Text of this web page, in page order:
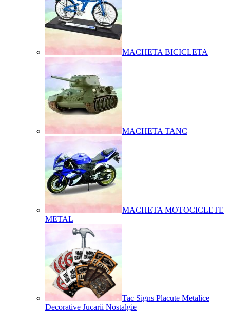
MACHETA BICICLETA
MACHETA TANC
MACHETA MOTOCICLETE
METAL
Tac Signs Placute Metalice
Decorative Jucarii Nostalgie